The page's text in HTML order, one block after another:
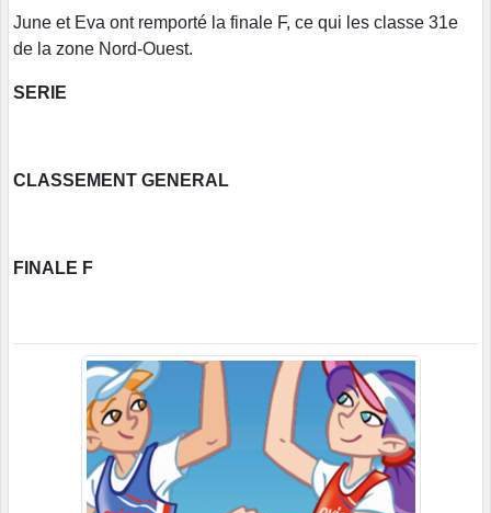
June et Eva ont remporté la finale F, ce qui les classe 31e
de la zone Nord-Ouest.
SERIE
CLASSEMENT GENERAL
FINALE F